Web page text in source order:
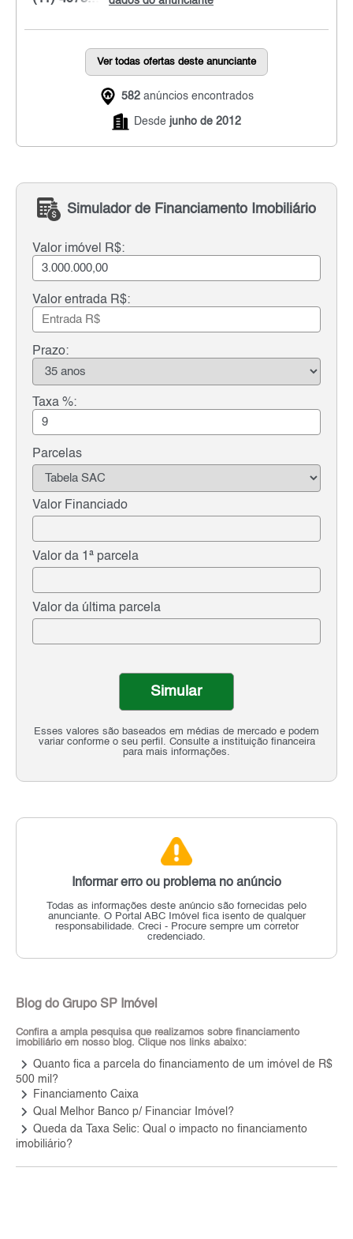
Ver todas ofertas deste anunciante
582 anúncios encontrados
Desde junho de 2012
Simulador de Financiamento Imobiliário
Valor imóvel R$:
Valor entrada R$:
Prazo:
Taxa %:
Parcelas
Valor Financiado
Valor da 1ª parcela
Valor da última parcela
Esses valores são baseados em médias de mercado e podem
variar conforme o seu perfil. Consulte a instituição financeira
para mais informações.
Simular
Informar erro ou problema no anúncio
Todas as informações deste anúncio são fornecidas pelo
anunciante. O Portal ABC Imóvel fica isento de qualquer
responsabilidade. Creci - Procure sempre um corretor
credenciado.
Blog do Grupo SP Imóvel
Confira a ampla pesquisa que realizamos sobre financiamento
imobiliário em nosso blog. Clique nos links abaixo:
keyboard_arrow_right Quanto fica a parcela do financiamento de um imóvel de R$
500 mil?
keyboard_arrow_right Financiamento Caixa
keyboard_arrow_right Qual Melhor Banco p/ Financiar Imóvel?
keyboard_arrow_right Queda da Taxa Selic: Qual o impacto no financiamento
imobiliário?